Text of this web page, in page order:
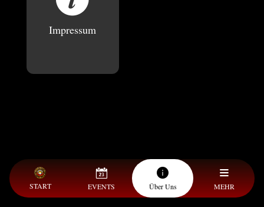
Impressum
START EVENTS Über Uns MEHR